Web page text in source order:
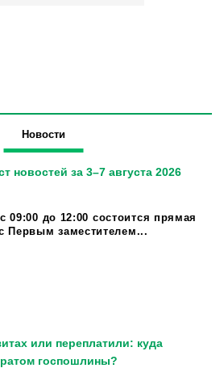
Новости
новостей за 3–7 августа 2026
09:00 до 12:00 состоится прямая
Первым заместителем...
или переплатили: куда
госпошлины?